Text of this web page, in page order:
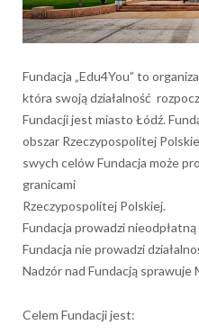
Fundacja „Edu4You” to
która swoją działalność
Fundacji jest miasto Łódź.
obszar Rzeczypospolitej
swych celów Fundacja może
granicami
Rzeczypospolitej Polskiej.
Fundacja prowadzi
Fundacja nie prowadzi
Nadzór nad Fundacją
Celem Fundacji jest: